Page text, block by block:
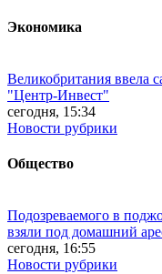
Экономика
Великобритания ввела
"Центр-Инвест"
сегодня, 15:34
Новости рубрики
Общество
Подозреваемого в
взяли под домашний
сегодня, 16:55
Новости рубрики